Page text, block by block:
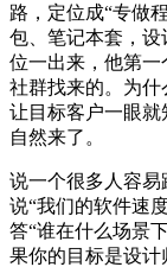
路，定位成“专做
包、笔记本套，
位一出来，他第
社群找来的。为什
让目标客户一眼
自然来了。
说一个很多人容
说“我们的软件速
答“谁在什么场景
果你的目标是设计